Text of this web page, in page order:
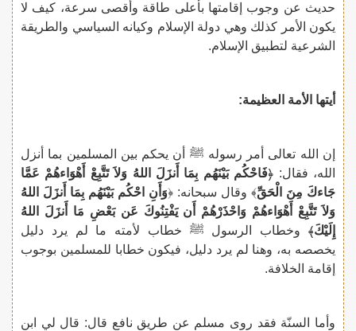
حديث عن وجوب إقامتها بأعلى طاقة وأقصى سرعة، كيف لا
يكون الأمر كذلك وهي دولة الإسلام وكيانه السياسي والطريقة
الشرعية لتطبيق الإسلام.
أيتها الأمة العظيمة:
إن الله تعالى أمر رسوله ﷺ أن يحكم بين المسلمين بما أنزل
الله، فقال: ﴿فَاحْكُم بَيْنَهُم بِمَا أَنزَلَ اللهُ وَلاَ تَتَّبِعْ أَهْوَاءهُمْ عَمَّا
جَاءكَ مِنَ الْحَقِّ﴾ وقال سبحانه: ﴿وَأَنِ احْكُم بَيْنَهُم بِمَا أَنزَلَ اللهُ
وَلاَ تَتَّبِعْ أَهْوَاءهُمْ وَاحْذَرْهُمْ أَن يَفْتِنُوكَ عَن بَعْضِ مَا أَنزَلَ اللهُ
إِلَيْكَ﴾ وخطاب الرسول ﷺ خطاب لأمته ما لم يرد دليل
يخصصه به، وهنا لم يرد دليل، فيكون خطابا للمسلمين بوجوب
إقامة الخلافة.
وأما السنّة فقد روى مسلم عن طريق نافع قال: قال لي ابن